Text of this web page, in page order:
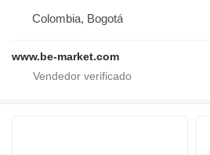
Colombia, Bogotá
www.be-market.com